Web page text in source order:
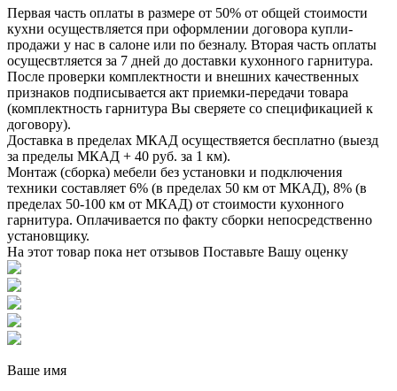
Первая часть оплаты в размере от 50% от общей стоимости
кухни осуществляется при оформлении договора купли-
продажи у нас в салоне или по безналу. Вторая часть оплаты
осущесвтляется за 7 дней до доставки кухонного гарнитура.
После проверки комплектности и внешних качественных
признаков подписывается акт приемки-передачи товара
(комплектность гарнитура Вы сверяете со спецификацией к
договору).
Доставка в пределах МКАД осуществяется бесплатно (выезд
за пределы МКАД + 40 руб. за 1 км).
Монтаж (сборка) мебели без установки и подключения
техники составляет 6% (в пределах 50 км от МКАД), 8% (в
пределах 50-100 км от МКАД) от стоимости кухонного
гарнитура. Оплачивается по факту сборки непосредственно
установщику.
На этот товар пока нет отзывов Поставьте Вашу оценку
Ваше имя